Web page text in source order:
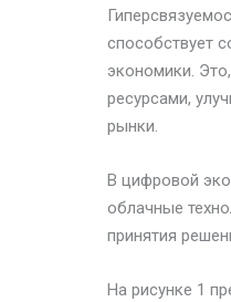
способствует
экономики.
ресурсами,
рынки.
В цифровой
облачные
принятия
На рисунке 1